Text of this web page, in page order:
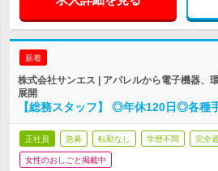
新着
株式会社サンエス | アパレルから電子機器、
展開
【総務スタッフ】 ◎年休120日◎各種
正社員 急募 転勤なし 学歴不問 完全
女性のおしごと掲載中